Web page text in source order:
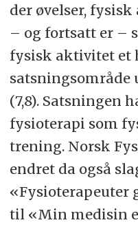
der øvelser,
– og fortsatt er –
fysisk aktivitet et
satsningsområde
(7,8). Satsningen
fysioterapi som
trening. Norsk
endret da også
«Fysioterapeuter
til «Min medisin